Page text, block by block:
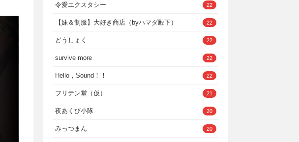
令愛エクスタシー 22
【妹＆制服】大好き商店（byハマダ殿下） 22
どうしょく 22
survive more 22
Hello，Sound！！ 22
フリテン堂（仮） 21
夜あくび小隊 20
みっつまん 20